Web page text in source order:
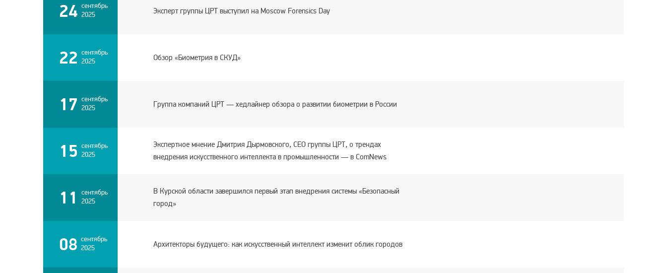
24 сентябрь
2025
Эксперт группы ЦРТ выступил на Moscow Forensics Day
22 сентябрь
2025
Обзор «Биометрия в СКУД»
17 сентябрь
2025
Группа компаний ЦРТ — хедлайнер обзора о развитии биометрии в России
15 сентябрь
2025
Экспертное мнение Дмитрия Дырмовского, CEO группы ЦРТ, о трендах
внедрения искусственного интеллекта в промышленности — в ComNews
11
сентябрь
2025
В Курской области завершился первый этап внедрения системы «Безопасный
город»
08 сентябрь
2025
Архитекторы будущего: как искусственный интеллект изменит облик городов